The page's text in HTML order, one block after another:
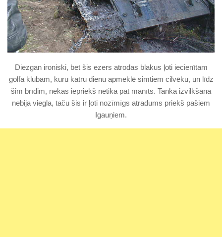
Diezgan ironiski, bet šis ezers atrodas blakus ļoti iecienītam
golfa klubam, kuru katru dienu apmeklē simtiem cilvēku, un līdz
šim brīdim, nekas iepriekš netika pat manīts. Tanka izvilkšana
nebija viegla, taču šis ir ļoti nozīmīgs atradums priekš pašiem
Igauņiem.